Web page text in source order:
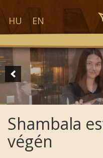
HU EN
Shambala
végén